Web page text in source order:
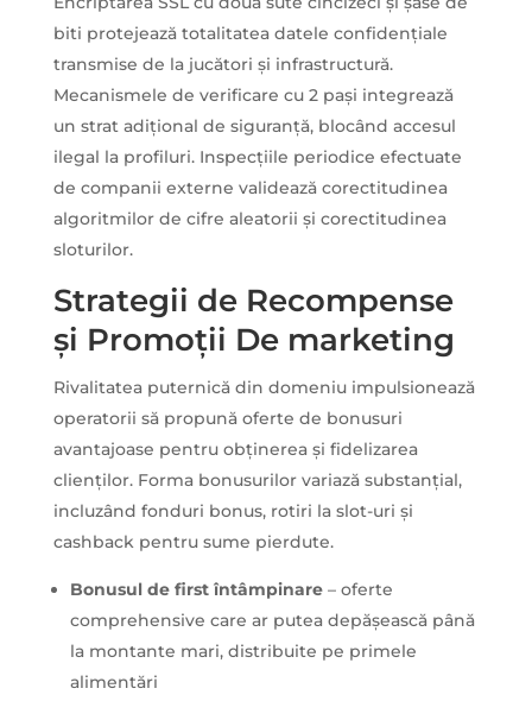
biti protejează totalitatea datele confidențiale
transmise de la jucători și infrastructură.
Mecanismele de verificare cu 2 pași integrează
un strat adițional de siguranță, blocând accesul
ilegal la profiluri. Inspecțiile periodice efectuate
de companii externe validează corectitudinea
algoritmilor de cifre aleatorii și corectitudinea
sloturilor.
Strategii de Recompense
și Promoții De marketing
Rivalitatea puternică din domeniu impulsionează
operatorii să propună oferte de bonusuri
avantajoase pentru obținerea și fidelizarea
clienților. Forma bonusurilor variază substanțial,
incluzând fonduri bonus, rotiri la slot-uri și
cashback pentru sume pierdute.
Bonusul de first întâmpinare– oferte
comprehensive care ar putea depășească până
la montante mari, distribuite pe primele
alimentări